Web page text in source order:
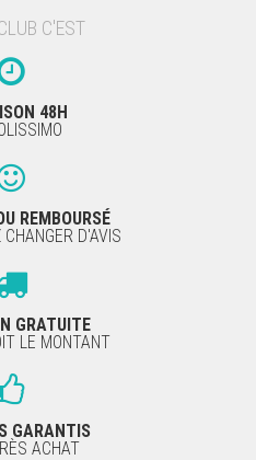
C'EST
48H
REMBOURSÉ
D'AVIS
GRATUITE
LE MONTANT
GARANTIS
ACHAT